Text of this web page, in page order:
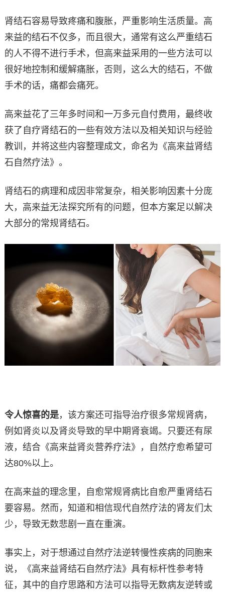
肾结石容易导致疼痛和腹胀，严重影响生活质量。高
来益的结石不仅多，而且很大，通常有这么严重结石
的人不得不进行手术，但高来益采用的一些方法可以
很好地控制和缓解痛胀，否则，这么大的结石，不做
手术的话，痛都会痛死。
高来益花了三年多时间和一万多元自付费用，最终收
获了自疗肾结石的一些有效方法以及相关知识与经验
教训，并将这些内容整理成文，命名为《高来益肾结
石自然疗法》。
肾结石的病理和成因非常复杂，相关影响因素十分庞
大，高来益无法探究所有的问题，但本方案足以解决
大部分的常规肾结石。
令人惊喜的是，该方案还可指导治疗很多常规肾病，
例如肾炎以及肾炎导致的早中期肾衰竭。只要还有尿
液，结合《高来益肾炎营养疗法》，自然疗愈希望可
达80%以上。
在高来益的理念里，自愈常规肾病比自愈严重肾结石
要容易。然而，知道和相信现代自然疗法的肾友们太
少，导致无数悲剧一直在重演。
事实上，对于想通过自然疗法逆转慢性疾病的同胞来
说，《高来益肾结石自然疗法》具有标杆性参考特
征，其中的自疗思路和方法可以指导无数病友逆转或